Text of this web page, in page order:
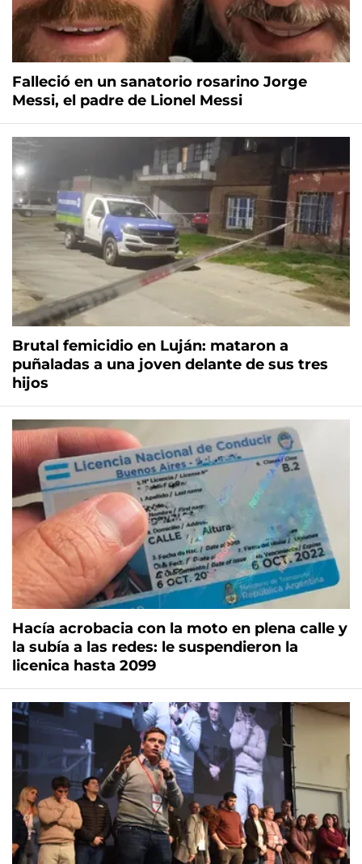
Falleció en un sanatorio rosarino Jorge
Messi, el padre de Lionel Messi
Brutal femicidio en Luján: mataron a
puñaladas a una joven delante de sus tres
hijos
Hacía acrobacia con la moto en plena calle y
la subía a las redes: le suspendieron la
licenica hasta 2099